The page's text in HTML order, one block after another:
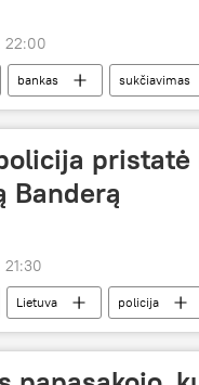
22:00
bankas sukčiavimas
Banderą
Lietuva policija